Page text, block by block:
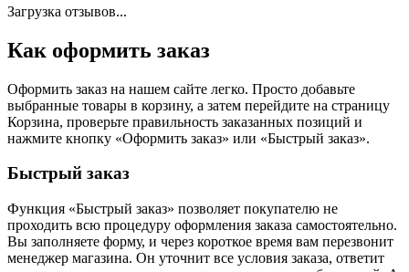
Загрузка отзывов...
Как оформить заказ
Оформить заказ на нашем сайте легко. Просто добавьте
выбранные товары в корзину, а затем перейдите на страницу
Корзина, проверьте правильность заказанных позиций и
нажмите кнопку «Оформить заказ» или «Быстрый заказ».
Быстрый заказ
Функция «Быстрый заказ» позволяет покупателю не
проходить всю процедуру оформления заказа самостоятельно.
Вы заполняете форму, и через короткое время вам перезвонит
менеджер магазина. Он уточнит все условия заказа, ответит